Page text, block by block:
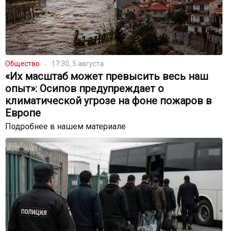
Общество 17:30, 5 августа
«Их масштаб может превысить весь наш
опыт»: Осипов предупреждает о
климатической угрозе на фоне пожаров в
Европе
Подробнее в нашем материале